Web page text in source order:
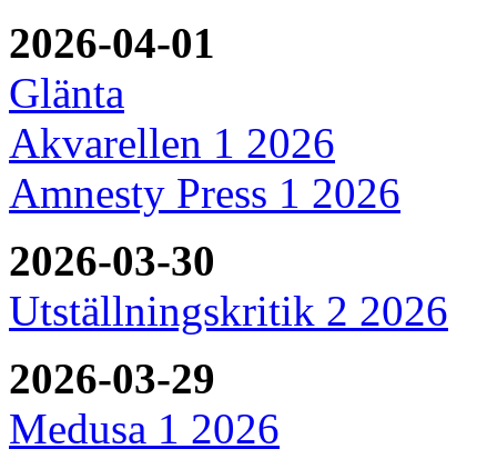
2026-04-01
Glänta
Akvarellen 1 2026
Amnesty Press 1 2026
2026-03-30
Utställningskritik 2 2026
2026-03-29
Medusa 1 2026